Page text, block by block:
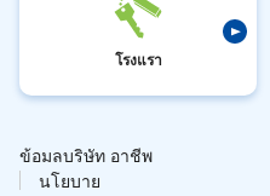
โรงแรา
ข้อมลบริษัท อาชีพ
นโยบาย